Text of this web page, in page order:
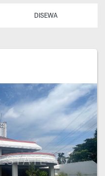
DISEWA